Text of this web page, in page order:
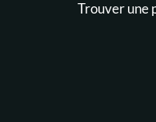
Trouver une